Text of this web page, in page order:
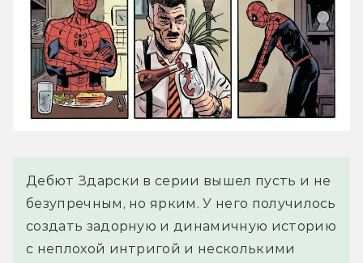
Дебют Здарски в серии вышел пусть и не
безупречным, но ярким. У него получилось
создать задорную и динамичную историю
с неплохой интригой и несколькими